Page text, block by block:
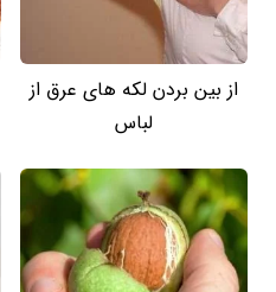
از بین بردن لکه های عرق از
لباس